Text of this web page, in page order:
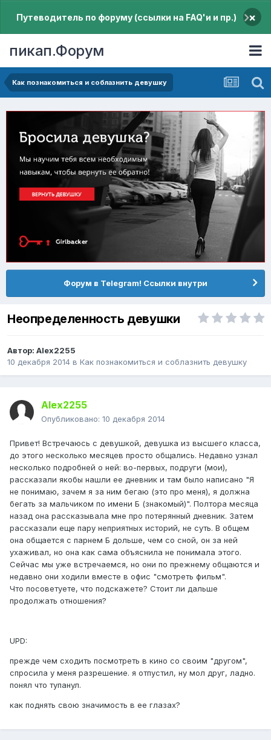
Путеводитель по форуму (ссылки на FAQ'и и пр.) ×
пикап.Форум
Как познакомиться и соблазнить девушку
Форум в Telegram! Ссылки внутри
Неопределенность девушки
Автор: Alex2255
10 декабря 2014 в Как познакомиться и соблазнить девушку
Alex2255
Опубликовано: 10 декабря 2014
Привет! Встречаюсь с девушкой, девушка из высшего класса,
до этого несколько месяцев просто общались. Недавно узнал
несколько подробней о ней: во-первых, подруги (мои),
рассказали якобы нашли ее дневник и там было написано "Я
не понимаю, зачем я за ним бегаю (это про меня), я должна
бегать за мальчиком по имени Б (знакомый)". Полтора месяца
назад она рассказывала мне про потерянный дневник. Затем
рассказали еще пару неприятных историй, не суть. В общем
она общается с парнем Б дольше, чем со сной, он за ней
ухаживал, но она как сама объяснила не понимала этого.
Сейчас мы уже встречаемся, но они по прежнему общаются и
недавно они ходили вместе в офис "смотреть фильм".
Что посоветуете, что подскажете? Стоит ли дальше
продолжать отношения?
UPD:
прежде чем сходить посмотреть в кино со своим "другом",
спросила у меня разрешение. я отпустил, ну мол друг, ладно.
понял что тупанул.
как поднять свою значимость в ее глазах?